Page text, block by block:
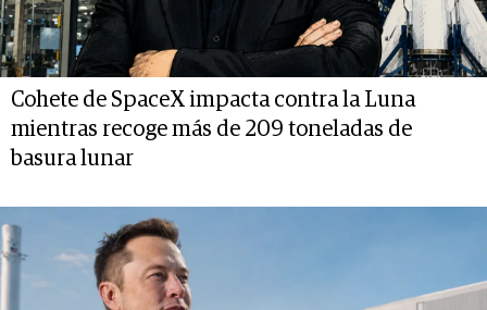
Cohete de SpaceX impacta contra la Luna
mientras recoge más de 209 toneladas de
basura lunar